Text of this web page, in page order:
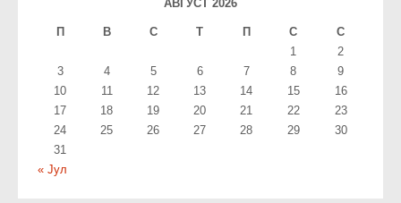
АВГУСТ 2026
П В С T П С С
« Јул
1
2
3
4 5 6 7 8
9
10
11 12 13 14 15
16
17
18 19 20 21 22
23
24
25 26 27 28 29
30
31